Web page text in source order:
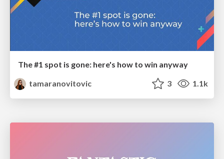
The #1 spot is gone: here's how to win anyway
tamaranovitovic
3 1.1k